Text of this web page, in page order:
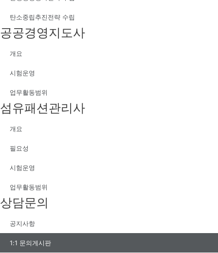
탄소중립추진전략 수립
공공경영지도사
개요
시험운영
업무활동범위
섬유패션관리사
개요
필요성
시험운영
업무활동범위
상담문의
공지사항
1:1 문의게시판